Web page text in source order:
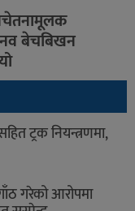
बेचबिखन
ट्रक नियन्त्रणमा,
गरेको आरोपमा